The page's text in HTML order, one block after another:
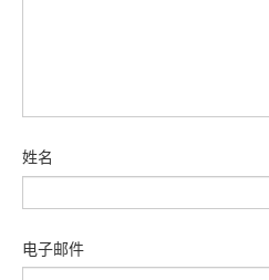
姓名
电子邮件